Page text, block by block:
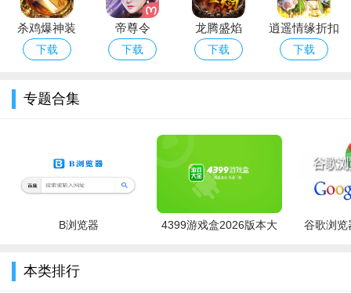
险区域，你必须在探索、生存与任务推进之间做出取舍。
声学机制与“听声辨位”玩法：脚步声会吸引可听型Cobb的注
将Cobb引向相反方向。戴耳机游玩时，Cobb的磨齿声、哼歌
声、脚步声会随距离变化，这些音效成为你判断它位置的“雷达信
熔炉光源管理策略：中央熔炉是唯一的固定光源，投入煤炭
可维持火势并扩大可视光圈。火灭后视野急剧缩小，危险指数飙
升，必须尽快再投一块重启火源。合理分配煤炭资源、平衡探索
与回炉补火是生存关键。
道具位置全部随机，单次通关无法覆盖全部体验。多周目不仅会
杀鸡爆神装
下载
帝尊令
下载
龙腾盛焰
下载
逍遥情缘折扣
版
下载
专题合集
B浏览器
4399游戏盒2026版本大
谷歌浏览
本类排行